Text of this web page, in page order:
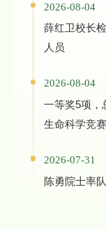
2026-08-04
薛红卫校长
人员
2026-08-04
一等奖5项，
生命科学竞
2026-07-31
陈勇院士率